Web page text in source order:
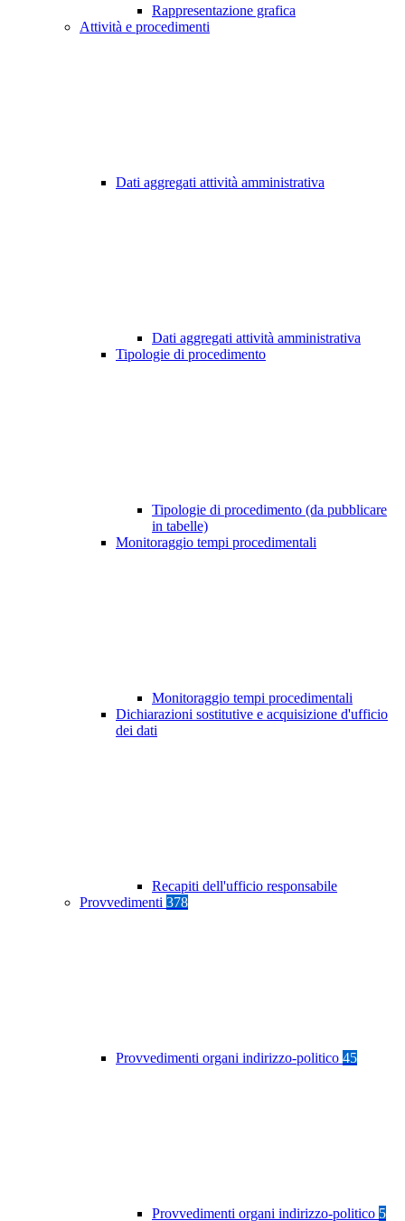
Rappresentazione grafica
Attività e procedimenti
Dati aggregati attività amministrativa
Dati aggregati attività amministrativa
Tipologie di procedimento
Tipologie di procedimento (da pubblicare
in tabelle)
Monitoraggio tempi procedimentali
Monitoraggio tempi procedimentali
Dichiarazioni sostitutive e acquisizione d'ufficio
dei dati
Recapiti dell'ufficio responsabile
Provvedimenti 378
Provvedimenti organi indirizzo-politico 45
Provvedimenti organi indirizzo-politico 5